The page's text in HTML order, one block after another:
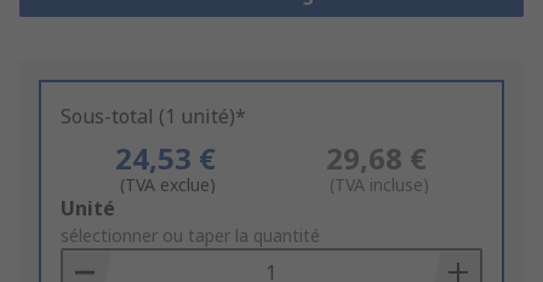
Sous-total (1 unité)*
24,53 €
(TVA exclue)
29,68 €
(TVA incluse)
Add
to
Basket
Unité
sélectionner ou taper la quantité